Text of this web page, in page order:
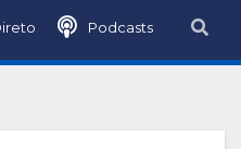
Podcasts